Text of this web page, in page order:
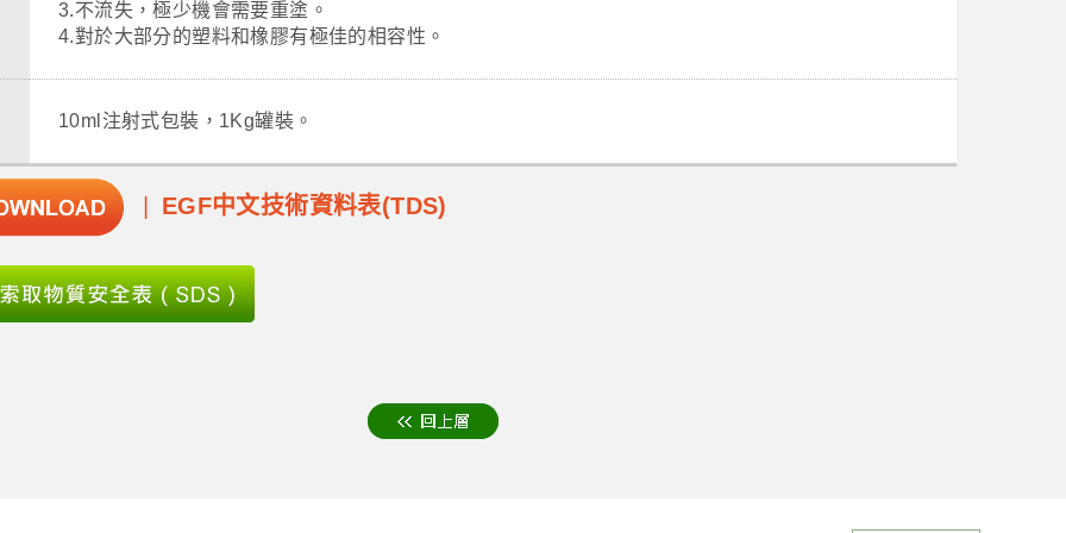
3.不流失，極少機會需要重塗。
4.對於大部分的塑料和橡膠有極佳的相容性。
10ml注射式包裝，1Kg罐裝。
EGF中文技術資料表(TDS)